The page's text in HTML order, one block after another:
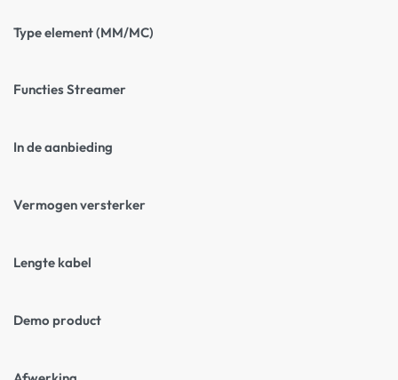
Type element (MM/MC)
Functies Streamer
In de aanbieding
Vermogen versterker
Lengte kabel
Demo product